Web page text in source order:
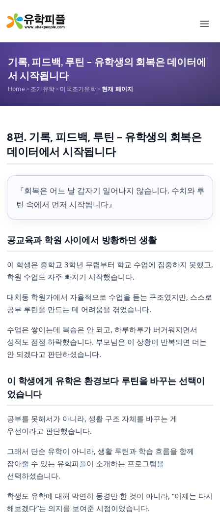
기록, 피드백, 루틴 – 유학생의 회복은 데이터에
서 시작됩니다
Home> 조기유학> 미국조기유학> 현재 페이지
8편. 기록, 피드백, 루틴 – 유학생의 회복은
데이터에서 시작됩니다
『회복은 어느 날 갑자기 일어나지 않습니다. 수치와 루
틴 속에서 먼저 시작됩니다』
공교육과 학원 사이에서 방황하던 생활
이 학생은 중학교 3학년 무렵부터 학교 수업에 집중하지 못했고,
학원 수업도 자주 빠지기 시작했습니다.
대치동 학원가에서 자율적으로 수업을 듣는 구조였지만, 스스로
공부 루틴을 만드는 데 어려움을 겪었습니다.
수업은 쌓이는데 복습은 안 되고, 하루하루가 버거워지면서
성적도 점점 하락했습니다. 부모님은 이 상황이 반복되면 더는
안 되겠다고 판단하셨습니다.
이 학생에게 유학은 환경보다 루틴을 바꾸는 선택이
었습니다
공부를 못해서가 아니라, 생활 구조 자체를 바꾸는 게
우선이라고 판단했습니다.
그래서 단순 유학이 아니라, 생활 루틴과 학습 흐름을 함께
잡아줄 수 있는 유학피플이 소개하는 프로그램을
선택하셨습니다.
학생도 유학에 대해 막연히 동경만 한 것이 아니라, “이제는 다시
해보겠다”는 의지를 보여준 시점이었습니다.